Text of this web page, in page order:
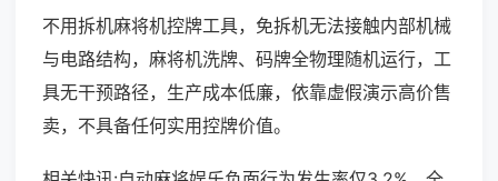
不用拆机麻将机控牌工具，免拆机无法接触内部机械
与电路结构，麻将机洗牌、码牌全物理随机运行，工
具无干预路径，生产成本低廉，依靠虚假演示高价售
卖，不具备任何实用控牌价值。